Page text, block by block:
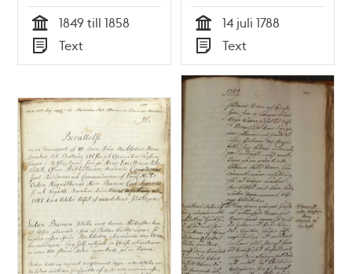
Tid
1849 till 1858
Typ
Text Tid
14 juli 1788
Typ
Text